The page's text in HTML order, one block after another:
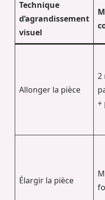
Technique
d’agrandissement
visuel
Allonger la pièce
2
+
Élargir la pièce